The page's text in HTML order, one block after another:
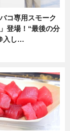
コ専用スモーク
登場！“最後の分
入し…